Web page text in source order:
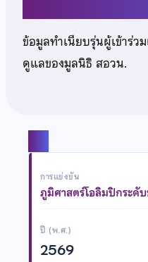
ข้อมูลทำเนียบรุ่นผู้เข้าร่ว
ดูแลของมูลนิธิ สอวน.
การแข่งขัน
ภูมิศาสตร์โอลิมปิกระดั
ปี (พ.ศ.)
2569